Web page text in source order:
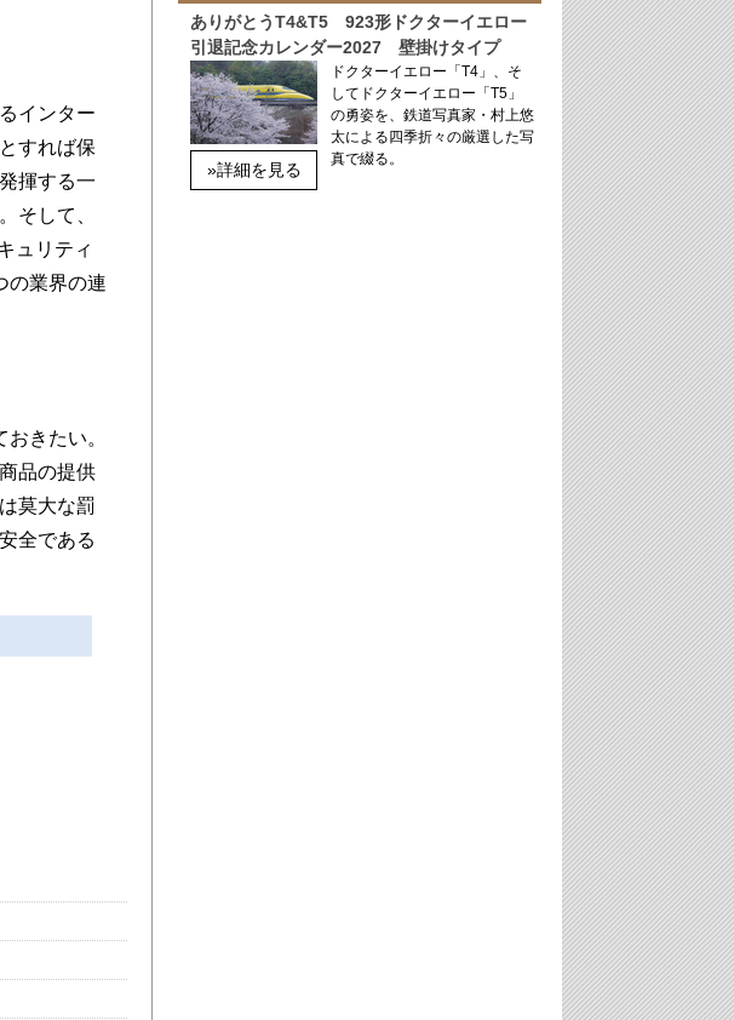
インター
すれば保
揮する一
そして、
ュリティ
の業界の連
きたい。
品の提供
莫大な罰
全である
ありがとうT4&T5 923形ドクターイエロー
引退記念カレンダー2027 壁掛けタイプ
»詳細を見る
ドクターイエロー「T4」、そ
してドクターイエロー「T5」
の勇姿を、鉄道写真家・村上悠
太による四季折々の厳選した写
真で綴る。